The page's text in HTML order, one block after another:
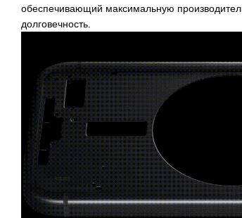
обеспечивающий максимальную
долговечность.